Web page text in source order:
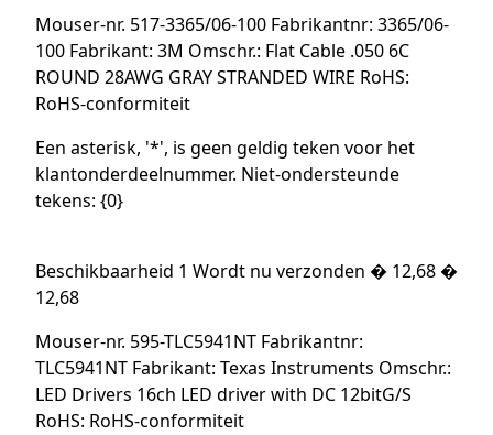
Mouser-nr. 517-3365/06-100 Fabrikantnr: 3365/06-
100 Fabrikant: 3M Omschr.: Flat Cable .050 6C
ROUND 28AWG GRAY STRANDED WIRE RoHS:
RoHS-conformiteit
Een asterisk, '*', is geen geldig teken voor het
klantonderdeelnummer. Niet-ondersteunde
tekens: {0}
Beschikbaarheid 1 Wordt nu verzonden � 12,68 �
12,68
Mouser-nr. 595-TLC5941NT Fabrikantnr:
TLC5941NT Fabrikant: Texas Instruments Omschr.:
LED Drivers 16ch LED driver with DC 12bitG/S
RoHS: RoHS-conformiteit